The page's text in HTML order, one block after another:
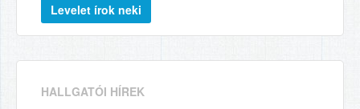
HALLGATÓI HÍREK